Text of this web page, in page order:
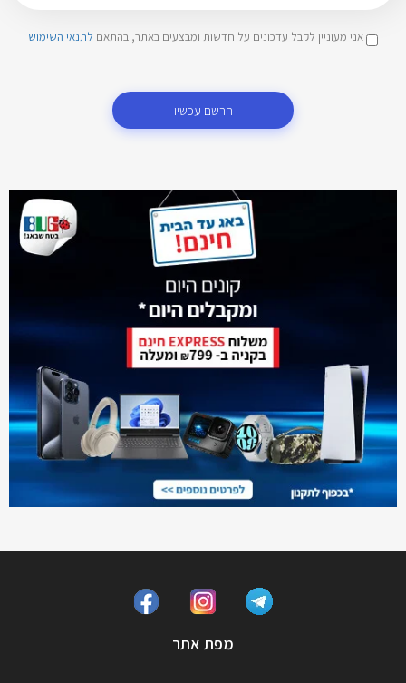
אני מעוניין לקבל עדכונים על חדשות ומבצעים באתר, בהתאם לתנאי השימוש
הרשם עכשיו
מפת אתר